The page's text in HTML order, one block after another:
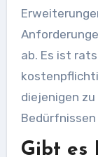
ab. Es ist
diejenigen
Bedürfnissen
Gibt es